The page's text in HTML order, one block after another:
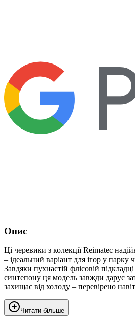
Опис
Ці черевики з колекції Reimatec
– ідеальний варіант для ігор у парку
Завдяки пухнастій флісовій
синтепону ця модель завжди дарує
захищає від холоду – перевірено
Читати більше